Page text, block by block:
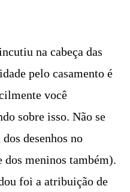
na cabeça das
pelo casamento é
você
sobre isso. Não se
desenhos no
meninos também).
foi a atribuição de